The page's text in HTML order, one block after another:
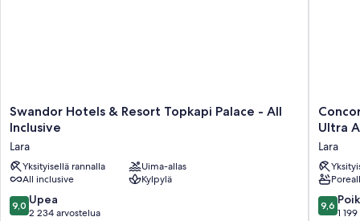
Swandor
Hotels
Resort
Topkapi
Palace
-
All
Swandor Hotels & Resort Topkapi Palace - All
Inclusive
Lara
Yksityisellä rannalla
Uima-allas
All inclusive
Kylpylä
9.0
kautta
9,0 Upea
2 234 arvostelua
De
Resort
Lara
Antalya
-
Prive
Ultra
Lara
9.6
kautta
9,6
1